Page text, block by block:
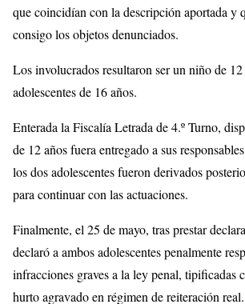
que coincidían con la descripción aportada y
consigo los objetos denunciados.
Los involucrados resultaron ser un niño de
adolescentes de 16 años.
Enterada la Fiscalía Letrada de 4.º Turno,
de 12 años fuera entregado a sus
los dos adolescentes fueron derivados
para continuar con las actuaciones.
Finalmente, el 25 de mayo, tras prestar
declaró a ambos adolescentes penalmente
infracciones graves a la ley penal, tipificadas
hurto agravado en régimen de reiteración real.